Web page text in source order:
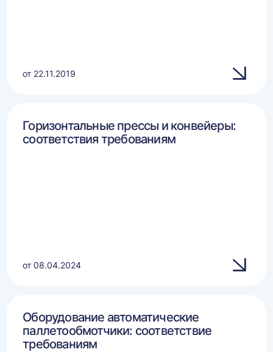
от 22.11.2019
Горизонтальные прессы и конвейеры:
соответствия требованиям
от 08.04.2024
Оборудование автоматические
паллетообмотчики: соответствие
требованиям